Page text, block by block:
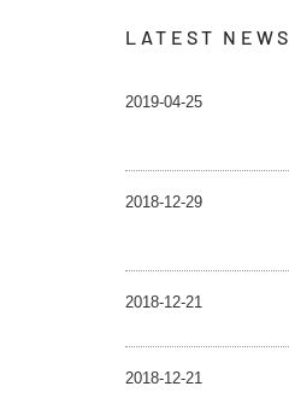
LATEST NEWS
2019-04-25
2018-12-29
2018-12-21
2018-12-21